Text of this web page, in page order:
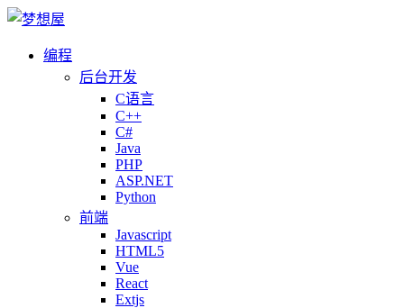
编程
后台开发
C语言
C++
C#
Java
PHP
ASP.NET
Python
前端
Javascript
HTML5
Vue
React
Extjs